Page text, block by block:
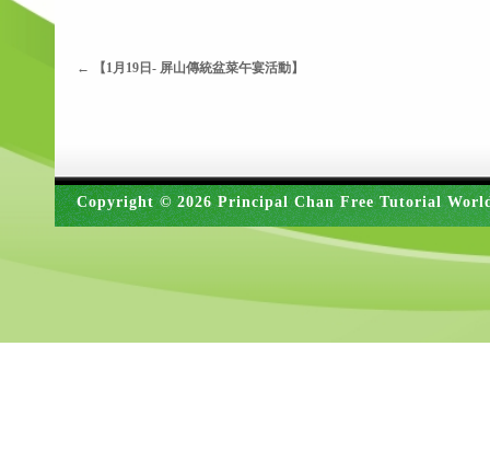
← 【1月19日- 屏山傳統盆菜午宴活動】
Copyright © 2026 Principal Chan Free Tutorial